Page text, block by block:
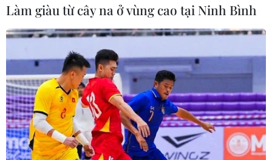
Làm giàu từ cây na ở vùng cao tại Ninh Bình